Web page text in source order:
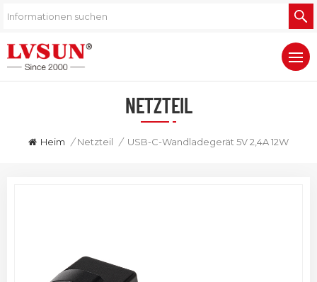
NETZTEIL
Heim / Netzteil / USB-C-Wandladegerät 5V 2,4A 12W